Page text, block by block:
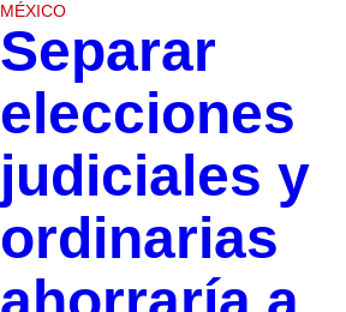
MÉXICO
Separar
elecciones
judiciales y
ordinarias